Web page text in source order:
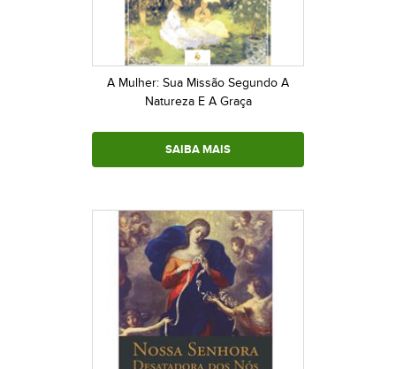
A Mulher: Sua Missão Segundo A
Natureza E A Graça
SAIBA MAIS